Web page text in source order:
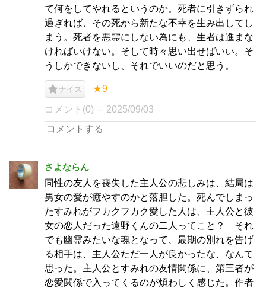
て何をしてやれるというのか。死者に引きずられ
過ぎれば、その死から新たな不幸を生み出してし
まう。死者を悪霊にしない為にも、生者は進まな
ければいけない。そして時々思い出せばいい。そ
うしかできないし、それでいいのだと思う。
ナイス ★9
コメント(0) 2025/09/03
さよならん
同性の友人を喪失した主人公の悲しみは、結局は
男女の愛が癒やすのかと落胆した。死んでしまっ
たすみれがフカクフカク愛した人は、主人公と彼
女の恋人だった遠野くんの二人ってこと？ それ
でも幽霊みたいな魂となって、最期の別れを告げ
る相手は、主人公ただ一人が良かったな、なんて
思った。主人公とすみれの友情関係に、第三者が
恋愛関係で入ってくるのが煩わしく感じた。作者